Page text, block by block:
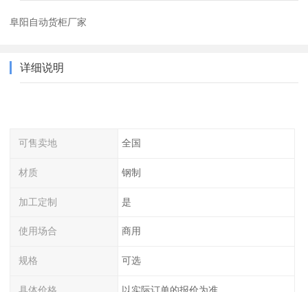
阜阳自动货柜厂家
详细说明
可售卖地 全国
材质 钢制
加工定制 是
使用场合 商用
规格 可选